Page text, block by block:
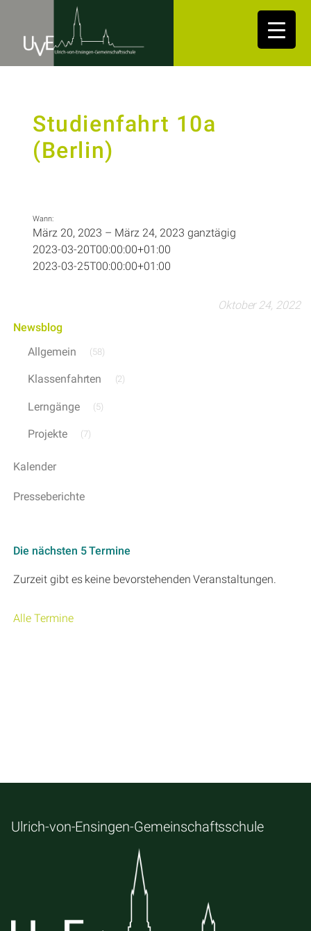
Studienfahrt 10a
(Berlin)
Wann:
März 20, 2023 – März 24, 2023 ganztägig
2023-03-20T00:00:00+01:00
2023-03-25T00:00:00+01:00
Oktober 24, 2022
Newsblog
Allgemein
(58)
Klassenfahrten (2)
Lerngänge (5)
Projekte (7)
Kalender
Presseberichte
Die nächsten 5 Termine
Zurzeit gibt es keine bevorstehenden Veranstaltungen.
Alle Termine
Ulrich-von-Ensingen-Gemeinschaftsschule